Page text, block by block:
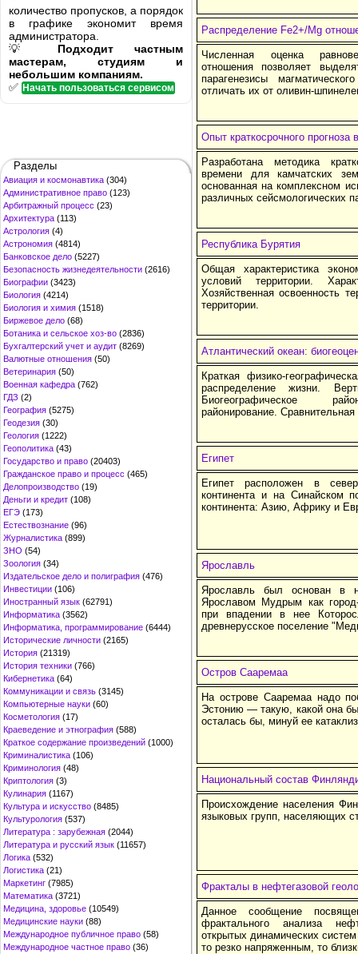
количество пропусков, а порядок
в графике экономит время
администратора.
💡 Подходит частным
мастерам, студиям и
небольшим компаниям.
✅ Начать пользоваться сервисом
Разделы
Авиация и космонавтика (304)
Административное право (123)
Арбитражный процесс (23)
Архитектура (113)
Астрология (4)
Астрономия (4814)
Банковское дело (5227)
Безопасность жизнедеятельности (2616)
Биографии (3423)
Биология (4214)
Биология и химия (1518)
Биржевое дело (68)
Ботаника и сельское хоз-во (2836)
Бухгалтерский учет и аудит (8269)
Валютные отношения (50)
Ветеринария (50)
Военная кафедра (762)
ГДЗ (2)
География (5275)
Геодезия (30)
Геология (1222)
Геополитика (43)
Государство и право (20403)
Гражданское право и процесс (465)
Делопроизводство (19)
Деньги и кредит (108)
ЕГЭ (173)
Естествознание (96)
Журналистика (899)
ЗНО (54)
Зоология (34)
Издательское дело и полиграфия (476)
Инвестиции (106)
Иностранный язык (62791)
Информатика (3562)
Информатика, программирование (6444)
Исторические личности (2165)
История (21319)
История техники (766)
Кибернетика (64)
Коммуникации и связь (3145)
Компьютерные науки (60)
Косметология (17)
Краеведение и этнография (588)
Краткое содержание произведений (1000)
Криминалистика (106)
Криминология (48)
Криптология (3)
Кулинария (1167)
Культура и искусство (8485)
Культурология (537)
Литература : зарубежная (2044)
Литература и русский язык (11657)
Логика (532)
Логистика (21)
Маркетинг (7985)
Математика (3721)
Медицина, здоровье (10549)
Медицинские науки (88)
Международное публичное право (58)
Международное частное право (36)
Распределение Fe2+/Mg
Численная оценка
отношения позволяет
парагенезисы
отличать их от оливин-
Опыт краткосрочного
Разработана методика
времени для камчатских
основанная на комплексном
различных сейсмологических
Республика Бурятия
Общая характеристика
условий территории.
Хозяйственная освоенность
территории.
Атлантический океан:
Краткая физико-
распределение жизни.
Биогеографическое
районирование.
Египет
Египет расположен в
континента и на Синайском
континента: Азию, Африку и
Ярославль
Ярославль был основан в
Ярославом Мудрым как
при впадении в нее
древнерусское поселение
Остров Сааремаа
На острове Сааремаа надо
Эстонию — такую, какой она
осталась бы, минуй ее
Национальный состав
Происхождение населения
языковых групп, населяющих
Фракталы в нефтегазовой
Данное сообщение
фрактального анализа
открытых динамических
то резко напряженным, то